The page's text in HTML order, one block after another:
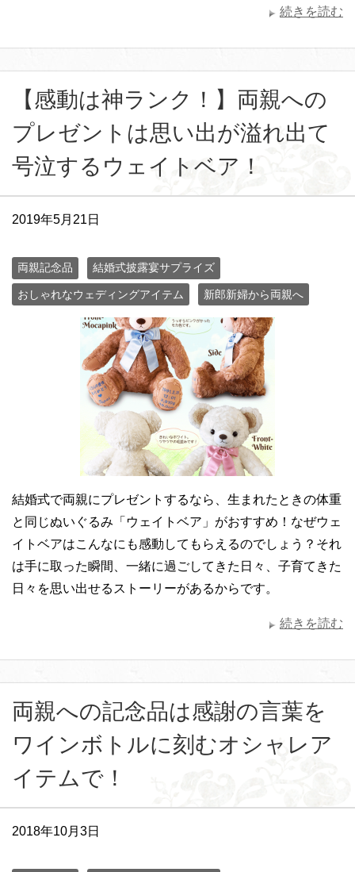
続きを読む
【感動は神ランク！】両親への
プレゼントは思い出が溢れ出て
号泣するウェイトベア！
2019年5月21日
両親記念品 結婚式披露宴サプライズ
おしゃれなウェディングアイテム 新郎新婦から両親へ
結婚式で両親にプレゼントするなら、生まれたときの体重
と同じぬいぐるみ「ウェイトベア」がおすすめ！なぜウェ
イトベアはこんなにも感動してもらえるのでしょう？それ
は手に取った瞬間、一緒に過ごしてきた日々、子育てきた
日々を思い出せるストーリーがあるからです。
続きを読む
両親への記念品は感謝の言葉を
ワインボトルに刻むオシャレア
イテムで！
2018年10月3日